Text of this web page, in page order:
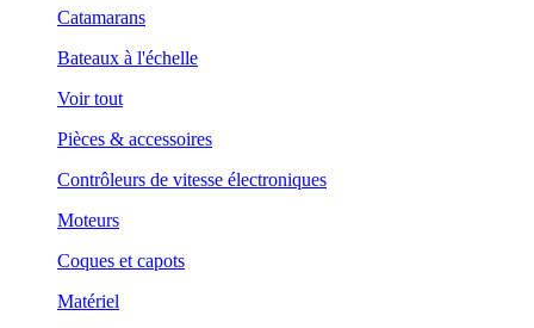
Catamarans
Bateaux à l'échelle
Voir tout
Pièces & accessoires
Contrôleurs de vitesse électroniques
Moteurs
Coques et capots
Matériel